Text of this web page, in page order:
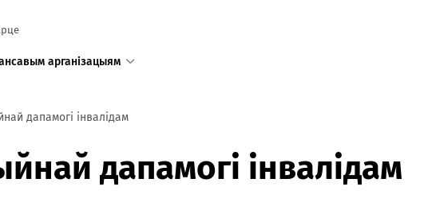
арганізацыям
дапамогі інвалідам
дапамогі інвалідам